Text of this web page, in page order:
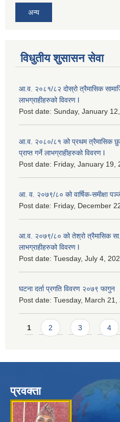
अन्य
विधुतीय शुसासन सेवा
आ.व. २०८१/८२ दोस्रो त्रैमासिक
लाभग्राहीहरुको विवरण l
Post date: Sunday, January
आ.व. २०८०/८१ को प्रथम त्रैमासिक छुट
प्राप्त गर्ने लाभग्राहीहरुको विवरण l
Post date: Friday, January 19,
आ. व. २०७९/८० को वार्षिक-समीक्षा
Post date: Friday, December
आ.व. २०७९/८० को तेश्रो त्रैमासिक
लाभग्राहीहरुको विवरण l
Post date: Tuesday, July 4,
घटना दर्ता प्रगति विवरण २०७९ फागुन
Post date: Tuesday, March
Pages
1 2 3 4
प्रवक्ता